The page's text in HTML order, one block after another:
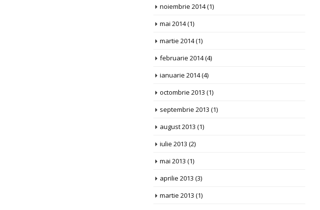
noiembrie 2014(1)
mai 2014(1)
martie 2014(1)
februarie 2014(4)
ianuarie 2014(4)
octombrie 2013 (1)
septembrie 2013 (1)
august 2013 (1)
iulie 2013 (2)
mai 2013 (1)
aprilie 2013 (3)
martie 2013 (1)